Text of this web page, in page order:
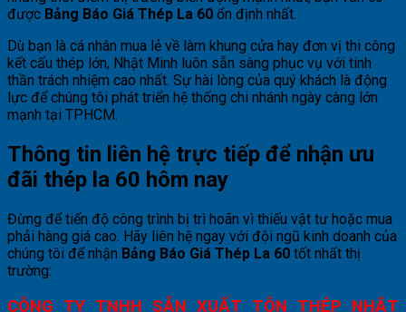
được Bảng Báo Giá Thép La 60 ổn định nhất.
Dù bạn là cá nhân mua lẻ về làm khung cửa hay đơn vị thi công
kết cấu thép lớn, Nhật Minh luôn sẵn sàng phục vụ với tinh
thần trách nhiệm cao nhất. Sự hài lòng của quý khách là động
lực để chúng tôi phát triển hệ thống chi nhánh ngày càng lớn
mạnh tại TPHCM.
Thông tin liên hệ trực tiếp để nhận ưu
đãi thép la 60 hôm nay
Đừng để tiến độ công trình bị trì hoãn vì thiếu vật tư hoặc mua
phải hàng giá cao. Hãy liên hệ ngay với đội ngũ kinh doanh của
chúng tôi để nhận Bảng Báo Giá Thép La 60 tốt nhất thị
trường:
CÔNG TY TNHH SẢN XUẤT TÔN THÉP NHẬT